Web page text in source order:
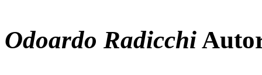
Odoardo Radicchi